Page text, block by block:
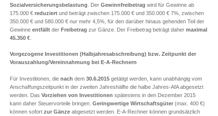
Sozialversicherungsbelastung . Der Gewinnfreibetrag wird für Gewinne ab
175.000 € reduziert und beträgt zwischen 175.000 € und 350.000 € 7%, zwischen
350.000 € und 580.000 € nur mehr 4,5%, für den darüber hinaus gehenden Teil der
Gewinne entfällt der Freibetrag zur Gänze. Der Freibetrag beträgt daher maximal
45.350 €
Vorgezogene Investitionen (Halbjahresabschreibung) bzw. Zeitpunkt der
Vorauszahlung/Vereinnahmung bei E-A-Rechnern
Für Investitionen, die nach dem 30.6.2015 getätigt werden, kann unabhängig vom
Anschaffungszeitpunkt in der zweiten Jahreshälfte die halbe Jahres-AfA abgesetzt
werden. Das Vorziehen von Investitionen spätestens in den Dezember 2015
kann daher Steuervorteile bringen. Geringwertige Wirtschaftsgüter (max. 400 €)
können sofort zur Gänze abgesetzt werden. E-A-Rechner können grundsätzlich